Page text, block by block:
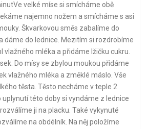
velké míse si smícháme obě
najemno nožem a smícháme s asi
Škvarkovou směs zabalíme do
dáme do lednice. Mezitím si rozdrobíme
vlažného mléka a přidáme lžičku cukru.
Do mísy se zbylou moukou přidáme
vlažného mléka a změklé máslo. Vše
těsta. Těsto necháme v teple 2
uplynutí této doby si vyndáme z lednice
ji na placku. Také vykynuté
na obdélník. Na něj položíme